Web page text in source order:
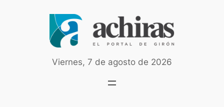
Viernes, 7 de agosto de 2026